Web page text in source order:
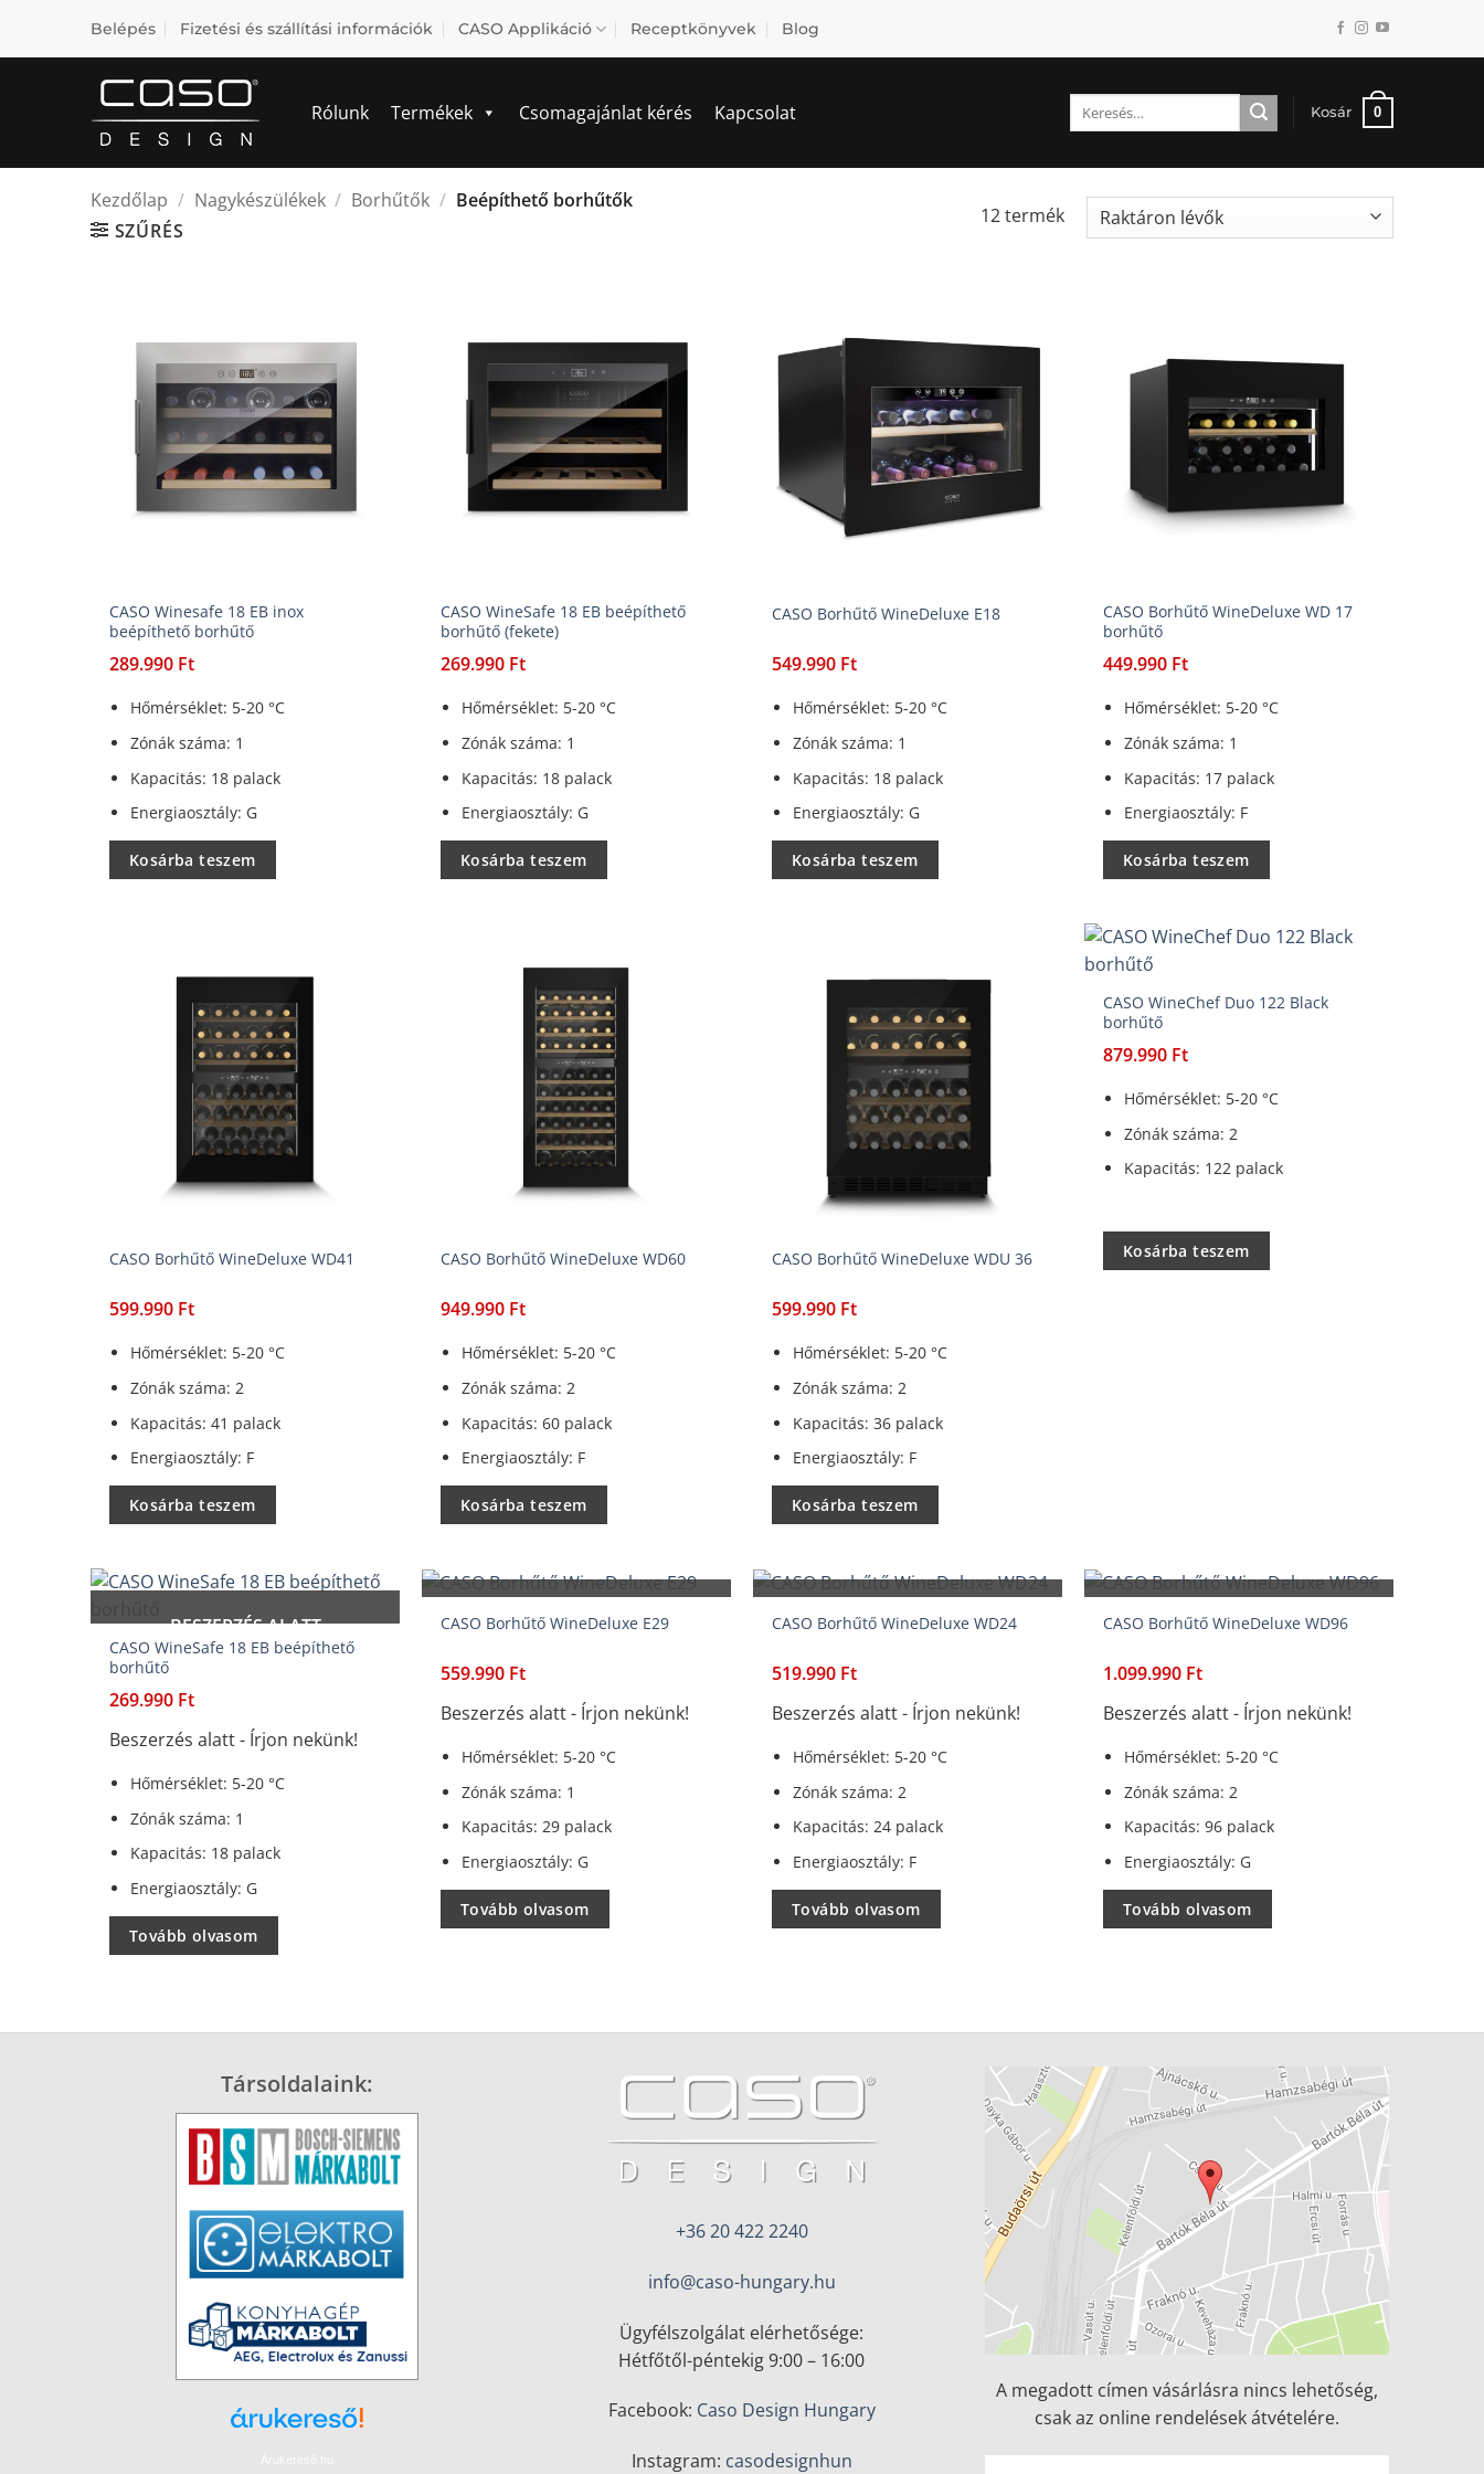
Belépés Fizetési és szállítási információk CASO Applikáció Receptkönyvek Blog
Rólunk Termékek Csomagajánlat kérés Kapcsolat
Keresés
Kosár 0
Kezdőlap / Nagykészülékek / Borhűtők / Beépíthető borhűtők
SZŰRÉS
12 termék
CASO Winesafe 18 EB inox
beépíthető borhűtő
289.990 Ft
Hőmérséklet: 5-20 °C
Zónák száma: 1
Kapacitás: 18 palack
Energiaosztály: G
Kosárba teszem
CASO WineSafe 18 EB beépíthető
borhűtő (fekete)
269.990 Ft
Hőmérséklet: 5-20 °C
Zónák száma: 1
Kapacitás: 18 palack
Energiaosztály: G
Kosárba teszem
CASO Borhűtő WineDeluxe E18
549.990 Ft
Hőmérséklet: 5-20 °C
Zónák száma: 1
Kapacitás: 18 palack
Energiaosztály: G
Kosárba teszem
CASO Borhűtő WineDeluxe WD 17
borhűtő
449.990 Ft
Hőmérséklet: 5-20 °C
Zónák száma: 1
Kapacitás: 17 palack
Energiaosztály: F
Kosárba teszem
CASO Borhűtő WineDeluxe WD41
599.990 Ft
Hőmérséklet: 5-20 °C
Zónák száma: 2
Kapacitás: 41 palack
Energiaosztály: F
Kosárba teszem
CASO Borhűtő WineDeluxe WD60
949.990 Ft
Hőmérséklet: 5-20 °C
Zónák száma: 2
Kapacitás: 60 palack
Energiaosztály: F
Kosárba teszem
CASO Borhűtő WineDeluxe WDU 36
599.990 Ft
Hőmérséklet: 5-20 °C
Zónák száma: 2
Kapacitás: 36 palack
Energiaosztály: F
Kosárba teszem
CASO WineChef Duo 122 Black
borhűtő
879.990 Ft
Hőmérséklet: 5-20 °C
Zónák száma: 2
Kapacitás: 122 palack
Kosárba teszem
BESZERZÉS ALATT
CASO WineSafe 18 EB beépíthető
borhűtő
269.990 Ft
Beszerzés alatt - Írjon nekünk!
Hőmérséklet: 5-20 °C
Zónák száma: 1
Kapacitás: 18 palack
Energiaosztály: G
Tovább olvasom
BESZERZÉS ALATT
CASO Borhűtő WineDeluxe E29
559.990 Ft
Beszerzés alatt - Írjon nekünk!
Hőmérséklet: 5-20 °C
Zónák száma: 1
Kapacitás: 29 palack
Energiaosztály: G
Tovább olvasom
BESZERZÉS ALATT
CASO Borhűtő WineDeluxe WD24
519.990 Ft
Beszerzés alatt - Írjon nekünk!
Hőmérséklet: 5-20 °C
Zónák száma: 2
Kapacitás: 24 palack
Energiaosztály: F
Tovább olvasom
BESZERZÉS ALATT
CASO Borhűtő WineDeluxe WD96
1.099.990 Ft
Beszerzés alatt - Írjon nekünk!
Hőmérséklet: 5-20 °C
Zónák száma: 2
Kapacitás: 96 palack
Energiaosztály: G
Tovább olvasom
Társoldalaink:
Árukereső.hu
+36 20 422 2240
info@caso-hungary.hu
Ügyfélszolgálat elérhetősége:
Hétfőtől-péntekig 9:00 – 16:00
Facebook: Caso Design Hungary
Instagram: casodesignhun
A megadott címen vásárlásra nincs lehetőség,
csak az online rendelések átvételére.